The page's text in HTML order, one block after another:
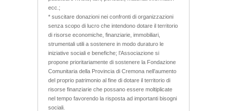
ecc.;
* suscitare donazioni nei confronti di organizzazioni
senza scopo di lucro che intendono dotare il territorio
di risorse economiche, finanziarie, immobiliari,
strumentali utili a sostenere in modo duraturo le
iniziative sociali e benefiche; l’Associazione si
propone prioritariamente di sostenere la Fondazione
Comunitaria della Provincia di Cremona nell’aumento
del proprio patrimonio al fine di dotare il territorio di
risorse finanziarie che possano essere moltiplicate
nel tempo favorendo la risposta ad importanti bisogni
sociali.